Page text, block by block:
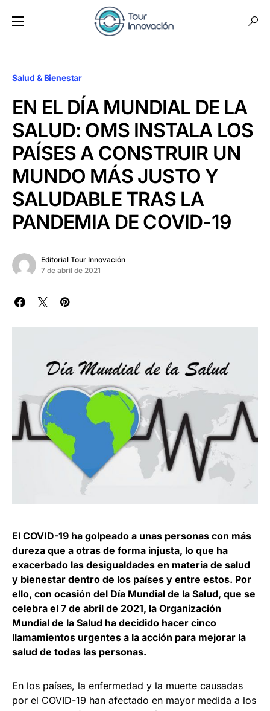
Salud & Bienestar
EN EL DÍA MUNDIAL DE LA
SALUD: OMS INSTALA LOS
PAÍSES A CONSTRUIR UN
MUNDO MÁS JUSTO Y
SALUDABLE TRAS LA
PANDEMIA DE COVID-19
Editorial Tour Innovación
7 de abril de 2021
El COVID-19 ha golpeado a unas personas con más
dureza que a otras de forma injusta, lo que ha
exacerbado las desigualdades en materia de salud
y bienestar dentro de los países y entre estos. Por
ello, con ocasión del Día Mundial de la Salud, que se
celebra el 7 de abril de 2021, la Organización
Mundial de la Salud ha decidido hacer cinco
llamamientos urgentes a la acción para mejorar la
salud de todas las personas.
En los países, la enfermedad y la muerte causadas
por el COVID-19 han afectado en mayor medida a los